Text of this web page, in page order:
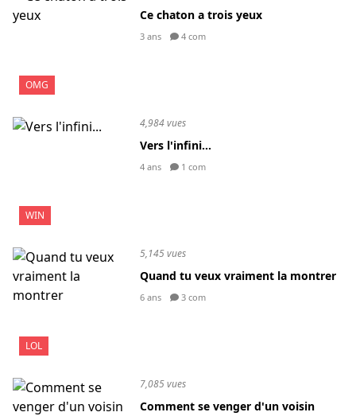
OMG
Ce chaton a trois yeux
3 ans 4 com
WIN
4,984 vues
Vers l'infini...
4 ans 1 com
LOL
5,145 vues
Quand tu veux vraiment la montrer
6 ans 3 com
7,085 vues
Comment se venger d'un voisin